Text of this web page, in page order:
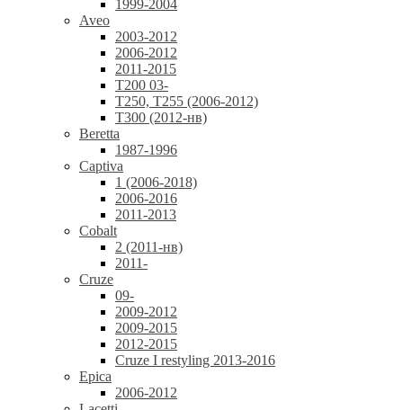
1999-2004
Aveo
2003-2012
2006-2012
2011-2015
T200 03-
T250, T255 (2006-2012)
T300 (2012-нв)
Beretta
1987-1996
Captiva
1 (2006-2018)
2006-2016
2011-2013
Cobalt
2 (2011-нв)
2011-
Cruze
09-
2009-2012
2009-2015
2012-2015
Cruze I restyling 2013-2016
Epica
2006-2012